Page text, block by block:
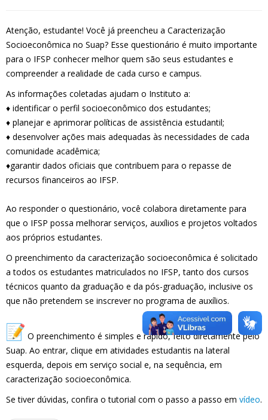
Atenção, estudante! Você já preencheu a Caracterização
Socioeconômica no Suap? Esse questionário é muito importante
para o IFSP conhecer melhor quem são seus estudantes e
compreender a realidade de cada curso e campus.
As informações coletadas ajudam o Instituto a:
♦ identificar o perfil socioeconômico dos estudantes;
♦ planejar e aprimorar políticas de assistência estudantil;
♦ desenvolver ações mais adequadas às necessidades de cada
comunidade acadêmica;
♦garantir dados oficiais que contribuem para o repasse de
recursos financeiros ao IFSP.
Ao responder o questionário, você colabora diretamente para
que o IFSP possa melhorar serviços, auxílios e projetos voltados
aos próprios estudantes.
O preenchimento da caracterização socioeconômica é solicitado
a todos os estudantes matriculados no IFSP, tanto dos cursos
técnicos quanto da graduação e da pós-graduação, inclusive os
que não pretendem se inscrever no programa de auxílios.
O preenchimento é simples e rápido, feito diretamente pelo
Suap. Ao entrar, clique em atividades estudantis na lateral
esquerda, depois em serviço social e, na sequência, em
caracterização socioeconômica.
Se tiver dúvidas, confira o tutorial com o passo a passo em vídeo.